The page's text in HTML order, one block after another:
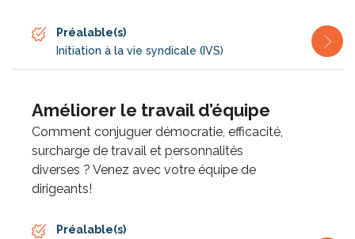
Préalable(s)
Initiation à la vie syndicale (IVS)
Améliorer le travail d’équipe
Comment conjuguer démocratie, efficacité,
surcharge de travail et personnalités
diverses ? Venez avec votre équipe de
dirigeants!
Préalable(s)